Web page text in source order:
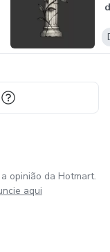
opinião da Hotmart.
aqui